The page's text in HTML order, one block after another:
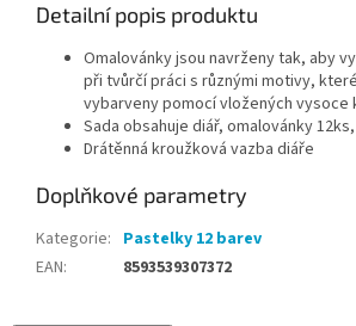
Detailní popis produktu
Omalovánky jsou navrženy tak, aby
při tvůrčí práci s různými motivy,
vybarveny pomocí vložených vysoce
Sada obsahuje diář, omalovánky
Drátěnná kroužková vazba diáře
Doplňkové parametry
Kategorie: Pastelky 12 barev
EAN: 8593539307372